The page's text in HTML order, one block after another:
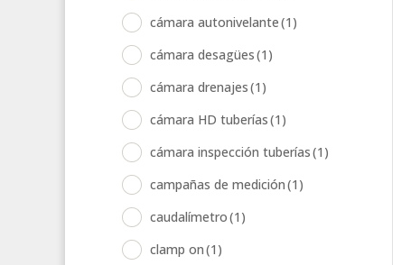
cámara autonivelante(1)
cámara desagües(1)
cámara drenajes(1)
cámara HD tuberías(1)
cámara inspección tuberías(1)
campañas de medición(1)
caudalímetro(1)
clamp on(1)